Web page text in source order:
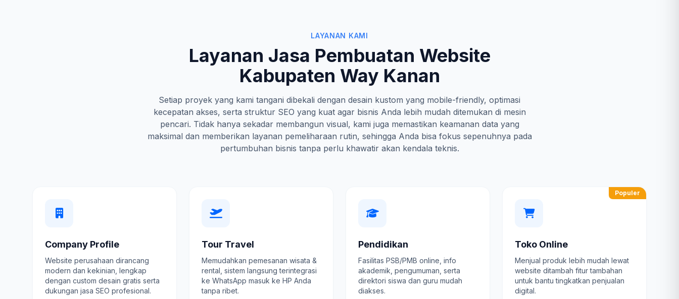
LAYANAN KAMI
Layanan Jasa Pembuatan Website
Kabupaten Way Kanan
Setiap proyek yang kami tangani dibekali dengan desain kustom yang mobile-friendly, optimasi
kecepatan akses, serta struktur SEO yang kuat agar bisnis Anda lebih mudah ditemukan di mesin
pencari. Tidak hanya sekadar membangun visual, kami juga memastikan keamanan data yang
maksimal dan memberikan layanan pemeliharaan rutin, sehingga Anda bisa fokus sepenuhnya pada
pertumbuhan bisnis tanpa perlu khawatir akan kendala teknis.
Company Profile
Website perusahaan dirancang
modern dan kekinian, lengkap
dengan custom desain gratis serta
dukungan jasa SEO profesional.
Tour Travel
Memudahkan pemesanan wisata &
rental, sistem langsung terintegrasi
ke WhatsApp masuk ke HP Anda
tanpa ribet.
Pendidikan
Fasilitas PSB/PMB online, info
akademik, pengumuman, serta
direktori siswa dan guru mudah
diakses.
Populer
Toko Online
Menjual produk lebih mudah lewat
website ditambah fitur tambahan
untuk bantu tingkatkan penjualan
digital.